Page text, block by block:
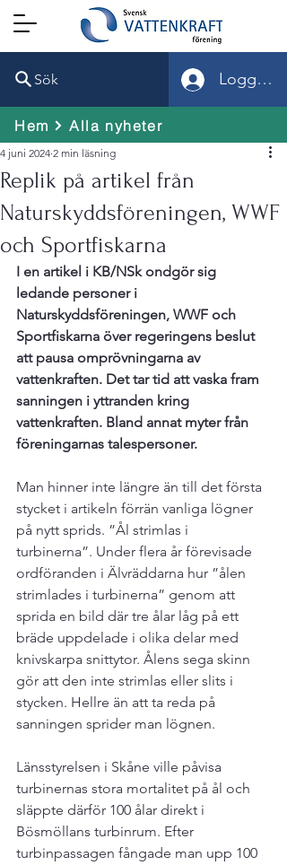
Sök Logga in
Hem Alla nyheter
Replik på artikel från
Naturskyddsföreningen, WWF
och Sportfiskarna
4 juni 2024 2 min läsning
I en artikel i KB/NSk ondgör sig
ledande personer i
Naturskyddsföreningen, WWF och
Sportfiskarna över regeringens beslut
att pausa omprövningarna av
vattenkraften. Det tar tid att vaska fram
sanningen i yttranden kring
vattenkraften. Bland annat myter från
föreningarnas talespersoner.
Man hinner inte längre än till det första
stycket i artikeln förrän vanliga lögner
på nytt sprids. ”Ål strimlas i
turbinerna”. Under flera år förevisade
ordföranden i Älvräddarna hur ”ålen
strimlades i turbinerna” genom att
sprida en bild där tre ålar låg på ett
bräde uppdelade i olika delar med
knivskarpa snittytor. Ålens sega skinn
gör att den inte strimlas eller slits i
stycken. Hellre än att ta reda på
sanningen sprider man lögnen.
Länsstyrelsen i Skåne ville påvisa
turbinernas stora mortalitet på ål och
släppte därför 100 ålar direkt i
Bösmöllans turbinrum. Efter
turbinpassagen fångade man upp 100